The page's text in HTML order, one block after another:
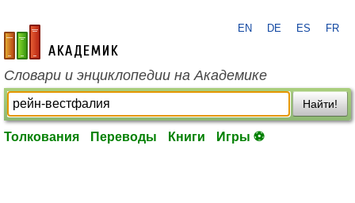
academic.ru
EN DE ES FR
Словари и энциклопедии на Академике
Найти!
Толкования Переводы Книги Игры ⚽